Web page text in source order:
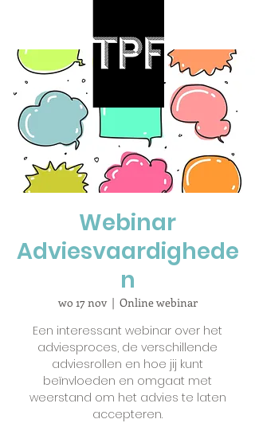
Webinar
Adviesvaardighede
n
wo 17 nov
  |
Online webinar
Een interessant webinar over het
adviesproces, de verschillende
adviesrollen en hoe jij kunt
beïnvloeden en omgaat met
weerstand om het advies te laten
accepteren.